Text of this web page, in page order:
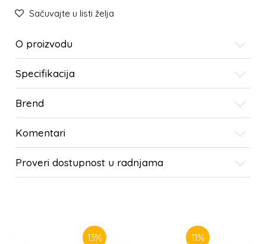
Sačuvajte u listi želja
O proizvodu
Specifikacija
Brend
Komentari
Proveri dostupnost u radnjama
13% 11%